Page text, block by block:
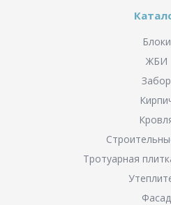
Блоки
ЖБИ
Забор
Тротуарная
Фасад